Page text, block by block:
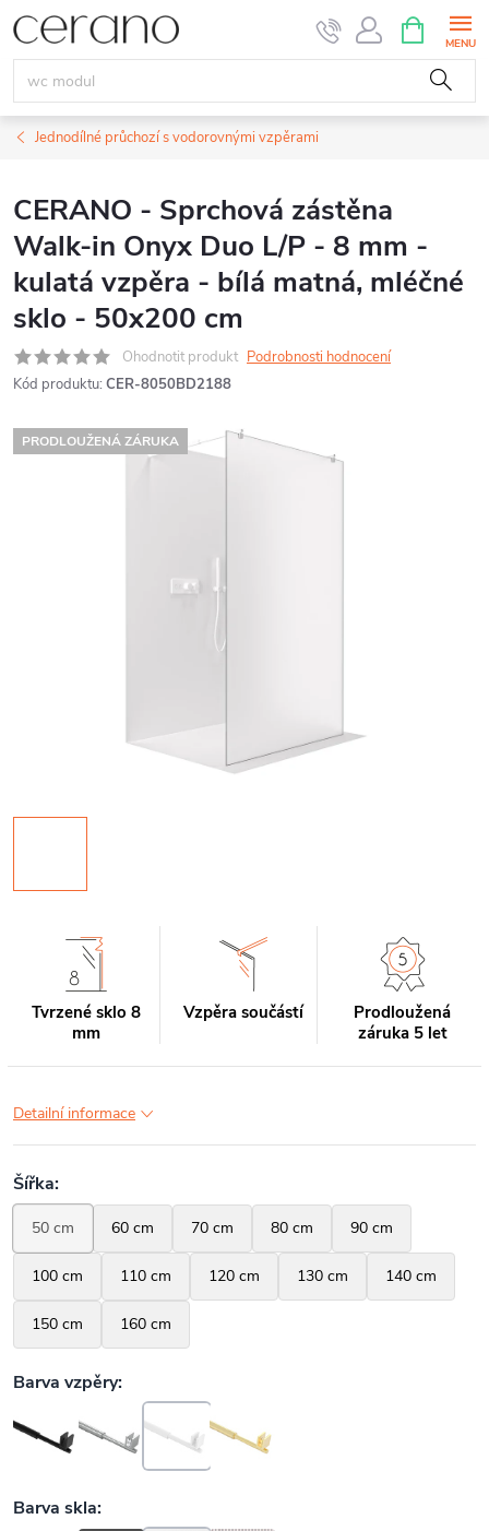
Přejít
na
obsah
NÁKUPNÍ
KOŠÍK
Jednodílné průchozí s vodorovnými vzpěrami
CERANO - Sprchová zástěna
Walk-in Onyx Duo L/P - 8 mm -
kulatá vzpěra - bílá matná, mléčné
sklo - 50x200 cm
Ohodnotit produkt Podrobnosti hodnocení
Kód produktu: CER-8050BD2188
PRODLOUŽENÁ ZÁRUKA
Tvrzené sklo 8
mm
Vzpěra součástí
Prodloužená
záruka 5 let
Detailní informace